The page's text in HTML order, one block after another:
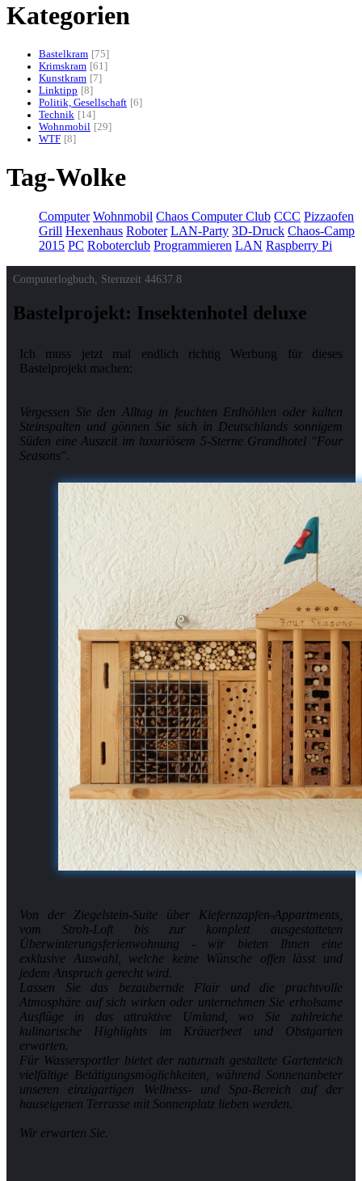
Kategorien
Bastelkram
75
Krimskram 61
Kunstkram
7
Linktipp
8
Politik, Gesellschaft 6
Technik
14
Wohnmobil
29
WTF 8
Tag-Wolke
Computer Wohnmobil Chaos Computer Club CCC Pizzaofen
Grill Hexenhaus Roboter LAN-Party 3D-Druck Chaos-Camp
2015 PC Roboterclub Programmieren LAN Raspberry Pi
Computerlogbuch, Sternzeit 44637.8
Bastelprojekt: Insektenhotel deluxe
Ich muss jetzt mal endlich richtig Werbung für dieses
Bastelprojekt machen:
Vergessen Sie den Alltag in feuchten Erdhöhlen oder kalten
Steinspalten und gönnen Sie sich in Deutschlands sonnigem
Süden eine Auszeit im luxuriösem 5-Sterne Grandhotel "Four
Seasons".
Von der Ziegelstein-Suite über Kiefernzapfen-Appartments,
vom Stroh-Loft bis zur komplett ausgestatteten
Überwinterungsferienwohnung - wir bieten Ihnen eine
exklusive Auswahl, welche keine Wünsche offen lässt und
jedem Anspruch gerecht wird.
Lassen Sie das bezaubernde Flair und die prachtvolle
Atmosphäre auf sich wirken oder unternehmen Sie erholsame
Ausflüge in das attraktive Umland, wo Sie zahlreiche
kulinarische Highlights im Kräuerbeet und Obstgarten
erwarten.
Für Wassersportler bietet der naturnah gestaltete Gartenteich
vielfältige Betätigungsmöglichkeiten, während Sonnenanbeter
unseren einzigartigen Wellness- und Spa-Bereich auf der
hauseigenen Terrasse mit Sonnenplatz lieben werden.
Wir erwarten Sie.